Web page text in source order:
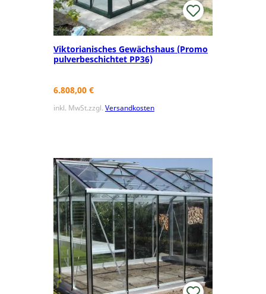
Viktorianisches Gewächshaus (Promo
pulverbeschichtet PP36)
6.808,00 €
inkl. MwSt.zzgl. Versandkosten